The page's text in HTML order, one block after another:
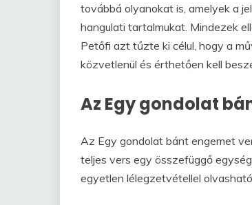
továbbá olyanokat is, amelyek a
hangulati tartalmukat. Mindezek
Petőfi azt tűzte ki célul, hogy a
közvetlenül és érthetően kell
Az Egy gondolat
Az Egy gondolat bánt engemet
teljes vers egy összefüggő
egyetlen lélegzetvétellel olvasható